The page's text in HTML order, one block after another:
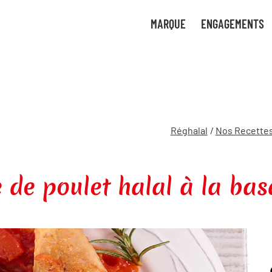
MARQUE ENGAGEMENTS
Réghalal / Nos
de poulet halal à la